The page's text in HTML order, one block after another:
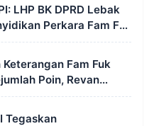
LHP BK DPRD Lebak
Perkara Fam Fuk
Keterangan Fam Fuk
Poin, Revan
Masih
Tegaskan